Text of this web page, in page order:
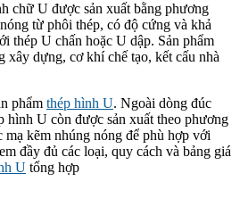
chữ U được sản xuất bằng phương
từ phôi thép, có độ cứng và khả
thép U chấn hoặc U dập. Sản phẩm
xây dựng, cơ khí chế tạo, kết cấu nhà
phẩm thép hình U. Ngoài dòng đúc
hình U còn được sản xuất theo phương
mạ kẽm nhúng nóng để phù hợp với
đầy đủ các loại, quy cách và bảng giá
U tổng hợp